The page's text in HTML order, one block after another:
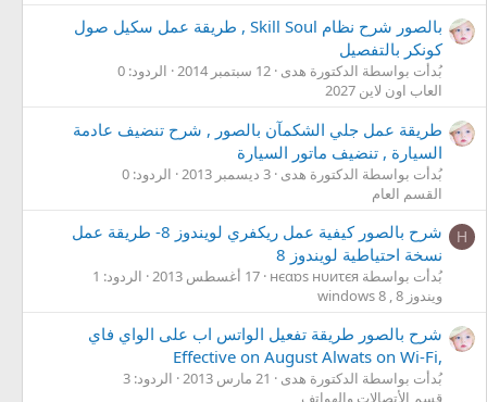
بالصور شرح نظام Skill Soul , طريقة عمل سكيل صول
كونكر بالتفصيل
بُدأت بواسطة الدكتورة هدى 12 سبتمبر 2014
الردود: 0
العاب اون لاين 2027
طريقة عمل جلي الشكمآن بالصور , شرح تنضيف عادمة
السيارة , تنضيف ماتور السيارة
بُدأت بواسطة الدكتورة هدى 3 ديسمبر 2013
الردود: 0
القسم العام
Н
شرح بالصور كيفية عمل ريكفري لويندوز 8- طريقة عمل
نسخة احتياطية لويندوز 8
بُدأت بواسطة нєαɒs нυиτєя 17 أغسطس 2013
الردود: 1
ويندوز 8 , windows 8
شرح بالصور طريقة تفعيل الواتس اب على الواي فاي
,Effective on August Alwats on Wi-Fi
بُدأت بواسطة الدكتورة هدى 21 مارس 2013
الردود: 3
قسم الأتصالات والهواتف